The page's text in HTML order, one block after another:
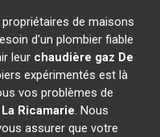
propriétaires de maisons
d'un plombier fiable
leur chaudière gaz De
expérimentés est là
vos problèmes de
La Ricamarie. Nous
assurer que votre